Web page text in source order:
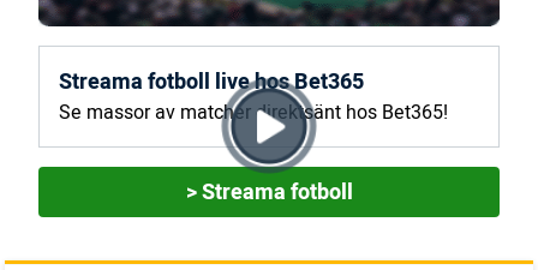
Streama fotboll live hos Bet365
Se massor av matcher direktsänt hos Bet365!
> Streama fotboll